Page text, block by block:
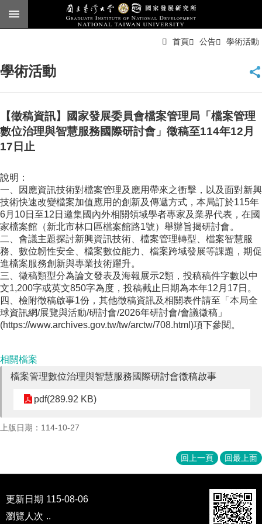
跳到主要內容區塊
臺
頁
English
公
本
所
簡
介
本
所
成
員
博
士
班
士
班
專
班
究
國
首頁 公告 學術活動
學術活動
【徵稿資訊】國家發展委員會檔案管理局「檔案管理
數位治理與智慧服務國際研討會」徵稿至114年12月
17日止
說明：
一、因應資訊技術對檔案管理及應用帶來之衝擊，以及面對新興
技術快速改變檔案加值應用的創新及傳遞方式，本局訂於115年
6月10日至12日邀集國內外相關領域學者專家及業界代表，在國
家檔案館（新北市林口區檔案館路1號）舉辦旨揭研討會。
二、會議主題探討新興資訊技術、檔案管理轉型、檔案智慧服
務、數位韌性安全、檔案數位能力、檔案跨域發展等課題，期促
進檔案服務創新與專業技術躍升。
三、徵稿類型分為論文發表及海報展示2類，投稿稿件字數以中
文1,200字或英文850字為度，投稿截止日期為本年12月17日。
四、檢附徵稿啟事1份，其他徵稿資訊及相關表件請至「本局全
球資訊網/展覽與活動/研討會/2026年研討會/會議徵稿」
(https://www.archives.gov.tw/tw/arctw/708.html)項下參閱。
相關檔案
檔案管理數位治理與智慧服務國際研討會徵稿啟事
pdf(289.92 KB)
上版日期：114-10-27
回上一頁 回最上面
更新日期 115-08-06
瀏覽人次 ..